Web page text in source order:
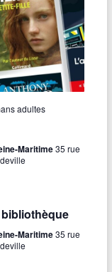
adultes
Maritime35 rue
Maritime35 rue